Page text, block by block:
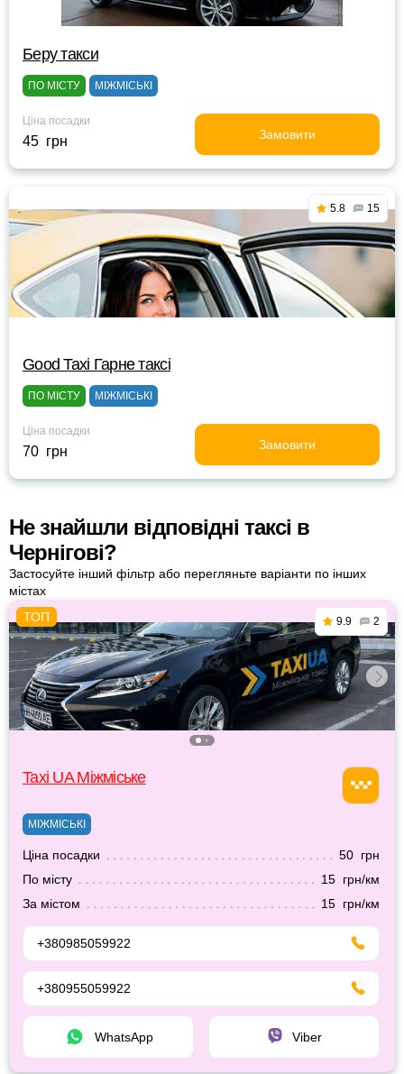
Беру такси
ПО МІСТУ МІЖМІСЬКІ
Ціна посадки
45 грн Замовити
5.8 15
Good Taxi Гарне таксi
ПО МІСТУ МІЖМІСЬКІ
Ціна посадки
70 грн Замовити
Не знайшли відповідні таксі в
Чернігові?
Застосуйте інший фільтр або перегляньте варіанти по інших
містах
9.9 2
Taxi UA Міжміське
МІЖМІСЬКІ
Ціна посадки
50 грн
По місту
15 грн/км
За містом
15 грн/км
+380985059922
+380955059922
WhatsApp Viber